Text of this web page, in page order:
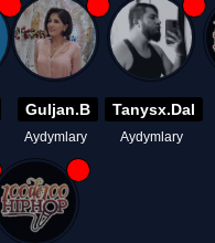
Guljan.B
Aydymlary
Tanysx.Dal
Aydymlary